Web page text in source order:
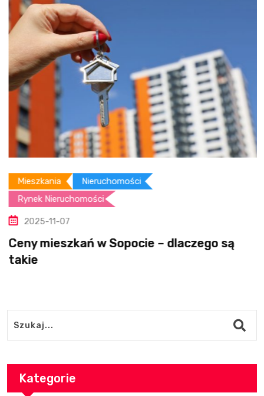
Mieszkania
Nieruchomości
Rynek Nieruchomości
2025-11-07
Ceny mieszkań w Sopocie – dlaczego są
takie
Kategorie